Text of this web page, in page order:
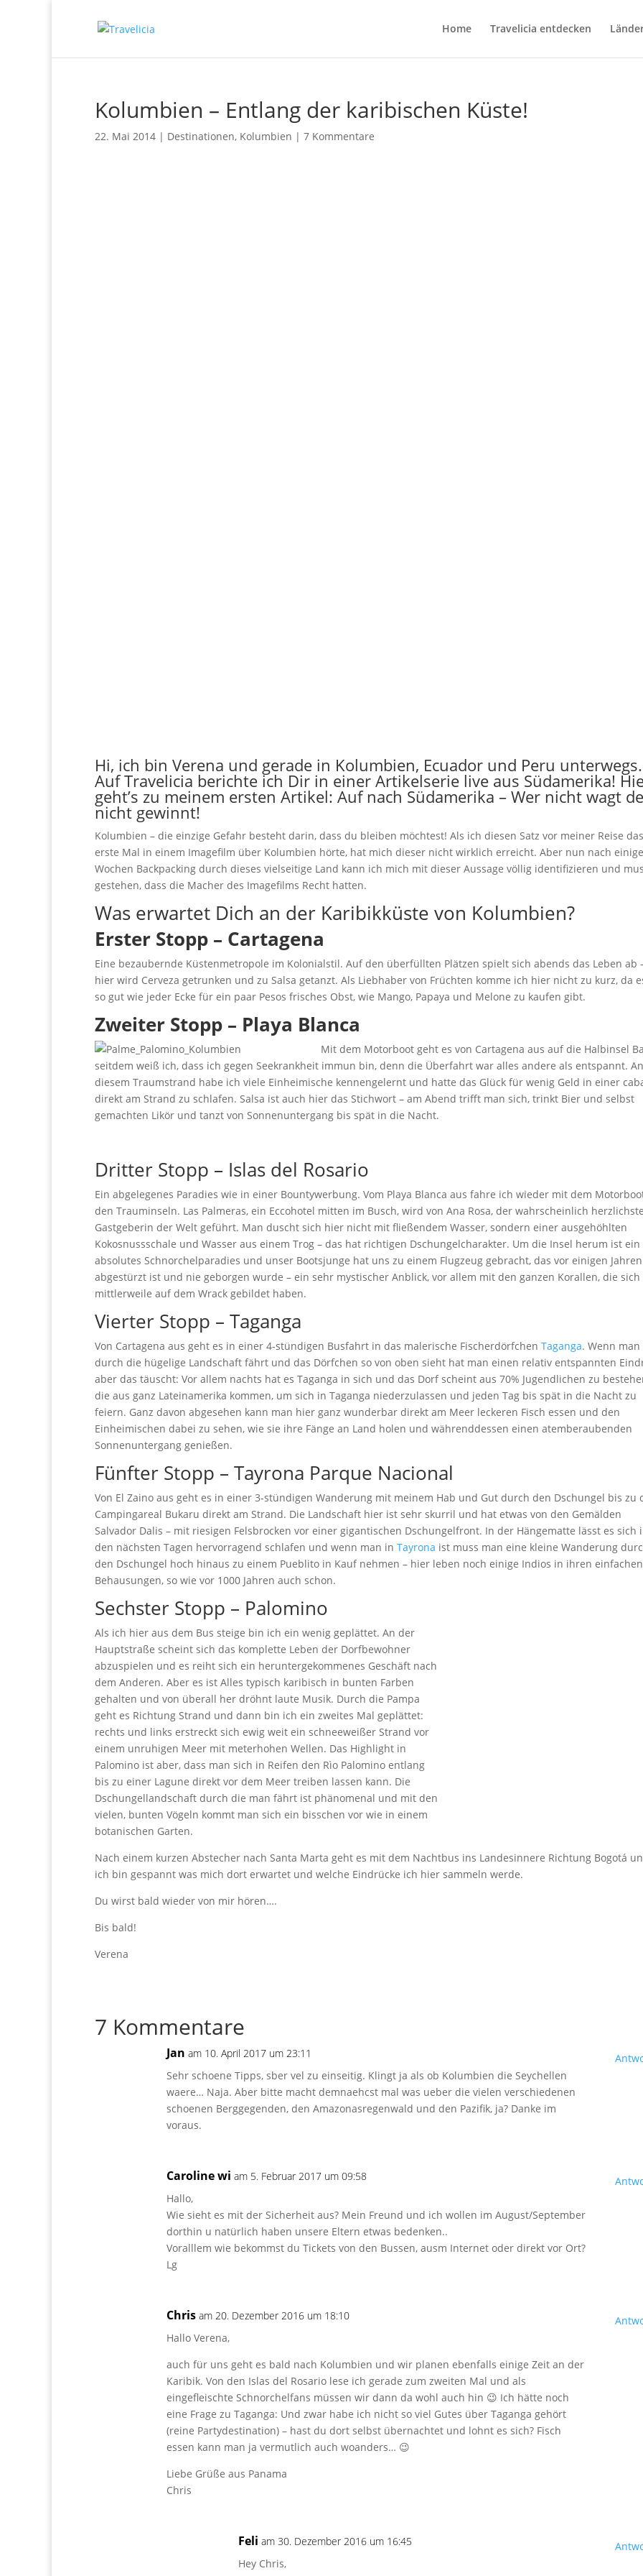
Home Travelicia entdecken
Kolumbien – Entlang der karibischen Küste!
22. Mai 2014 | Destinationen, Kolumbien | 7 Kommentare
Hi, ich bin Verena und gerade in Kolumbien, Ecuador und Peru unterwegs.
Auf Travelicia berichte ich Dir in einer Artikelserie live aus Südamerika!
geht’s zu meinem ersten Artikel: Auf nach Südamerika – Wer nicht wagt
nicht gewinnt!
Kolumbien – die einzige Gefahr besteht darin, dass du bleiben möchtest! Als ich diesen Satz vor meiner Reise das
erste Mal in einem Imagefilm über Kolumbien hörte, hat mich dieser nicht wirklich erreicht. Aber nun nach
Wochen Backpacking durch dieses vielseitige Land kann ich mich mit dieser Aussage völlig identifizieren und
gestehen, dass die Macher des Imagefilms Recht hatten.
Was erwartet Dich an der Karibikküste von Kolumbien?
Erster Stopp – Cartagena
Eine bezaubernde Küstenmetropole im Kolonialstil. Auf den überfüllten Plätzen spielt sich abends das Leben ab
hier wird Cerveza getrunken und zu Salsa getanzt. Als Liebhaber von Früchten komme ich hier nicht zu kurz, da
so gut wie jeder Ecke für ein paar Pesos frisches Obst, wie Mango, Papaya und Melone zu kaufen gibt.
Zweiter Stopp – Playa Blanca
Mit dem Motorboot geht es von Cartagena aus auf die Halbinsel
seitdem weiß ich, dass ich gegen Seekrankheit immun bin, denn die Überfahrt war alles andere als entspannt. An
diesem Traumstrand habe ich viele Einheimische kennengelernt und hatte das Glück für wenig Geld in einer
direkt am Strand zu schlafen. Salsa ist auch hier das Stichwort – am Abend trifft man sich, trinkt Bier und selbst
gemachten Likör und tanzt von Sonnenuntergang bis spät in die Nacht.
Dritter Stopp – Islas del Rosario
Ein abgelegenes Paradies wie in einer Bountywerbung. Vom Playa Blanca aus fahre ich wieder mit dem
den Trauminseln. Las Palmeras, ein Eccohotel mitten im Busch, wird von Ana Rosa, der wahrscheinlich
Gastgeberin der Welt geführt. Man duscht sich hier nicht mit fließendem Wasser, sondern einer ausgehöhlten
Kokosnussschale und Wasser aus einem Trog – das hat richtigen Dschungelcharakter. Um die Insel herum ist ein
absolutes Schnorchelparadies und unser Bootsjunge hat uns zu einem Flugzeug gebracht, das vor einigen Jahren
abgestürzt ist und nie geborgen wurde – ein sehr mystischer Anblick, vor allem mit den ganzen Korallen, die sich
mittlerweile auf dem Wrack gebildet haben.
Vierter Stopp – Taganga
Von Cartagena aus geht es in einer 4-stündigen Busfahrt in das malerische Fischerdörfchen Taganga. Wenn man
durch die hügelige Landschaft fährt und das Dörfchen so von oben sieht hat man einen relativ entspannten
aber das täuscht: Vor allem nachts hat es Taganga in sich und das Dorf scheint aus 70% Jugendlichen zu
die aus ganz Lateinamerika kommen, um sich in Taganga niederzulassen und jeden Tag bis spät in die Nacht zu
feiern. Ganz davon abgesehen kann man hier ganz wunderbar direkt am Meer leckeren Fisch essen und den
Einheimischen dabei zu sehen, wie sie ihre Fänge an Land holen und währenddessen einen atemberaubenden
Sonnenuntergang genießen.
Fünfter Stopp – Tayrona Parque Nacional
Von El Zaino aus geht es in einer 3-stündigen Wanderung mit meinem Hab und Gut durch den Dschungel bis zu
Campingareal Bukaru direkt am Strand. Die Landschaft hier ist sehr skurril und hat etwas von den Gemälden
Salvador Dalis – mit riesigen Felsbrocken vor einer gigantischen Dschungelfront. In der Hängematte lässt es sich
den nächsten Tagen hervorragend schlafen und wenn man in Tayrona ist muss man eine kleine Wanderung
den Dschungel hoch hinaus zu einem Pueblito in Kauf nehmen – hier leben noch einige Indios in ihren einfachen
Behausungen, so wie vor 1000 Jahren auch schon.
Sechster Stopp – Palomino
Als ich hier aus dem Bus steige bin ich ein wenig geplättet. An der
Hauptstraße scheint sich das komplette Leben der Dorfbewohner
abzuspielen und es reiht sich ein heruntergekommenes Geschäft nach
dem Anderen. Aber es ist Alles typisch karibisch in bunten Farben
gehalten und von überall her dröhnt laute Musik. Durch die Pampa
geht es Richtung Strand und dann bin ich ein zweites Mal geplättet:
rechts und links erstreckt sich ewig weit ein schneeweißer Strand vor
einem unruhigen Meer mit meterhohen Wellen. Das Highlight in
Palomino ist aber, dass man sich in Reifen den Rìo Palomino entlang
bis zu einer Lagune direkt vor dem Meer treiben lassen kann. Die
Dschungellandschaft durch die man fährt ist phänomenal und mit den
vielen, bunten Vögeln kommt man sich ein bisschen vor wie in einem
botanischen Garten.
Nach einem kurzen Abstecher nach Santa Marta geht es mit dem Nachtbus ins Landesinnere Richtung Bogotá
ich bin gespannt was mich dort erwartet und welche Eindrücke ich hier sammeln werde.
Du wirst bald wieder von mir hören….
Bis bald!
Verena
7 Kommentare
Jan am 10. April 2017 um 23:11
Sehr schoene Tipps, sber vel zu einseitig. Klingt ja als ob Kolumbien die Seychellen
waere… Naja. Aber bitte macht demnaehcst mal was ueber die vielen verschiedenen
schoenen Berggegenden, den Amazonasregenwald und den Pazifik, ja? Danke im
voraus.
Caroline wi am 5. Februar 2017 um 09:58
Hallo,
Wie sieht es mit der Sicherheit aus? Mein Freund und ich wollen im August/September
dorthin u natürlich haben unsere Eltern etwas bedenken..
Voralllem wie bekommst du Tickets von den Bussen, ausm Internet oder direkt vor Ort?
Lg
Chris am 20. Dezember 2016 um 18:10
Hallo Verena,
auch für uns geht es bald nach Kolumbien und wir planen ebenfalls einige Zeit an der
Karibik. Von den Islas del Rosario lese ich gerade zum zweiten Mal und als
eingefleischte Schnorchelfans müssen wir dann da wohl auch hin 😉 Ich hätte noch
eine Frage zu Taganga: Und zwar habe ich nicht so viel Gutes über Taganga gehört
(reine Partydestination) – hast du dort selbst übernachtet und lohnt es sich? Fisch
essen kann man ja vermutlich auch woanders… 😉
Liebe Grüße aus Panama
Chris
Feli am 30. Dezember 2016 um 16:45
Hey Chris,